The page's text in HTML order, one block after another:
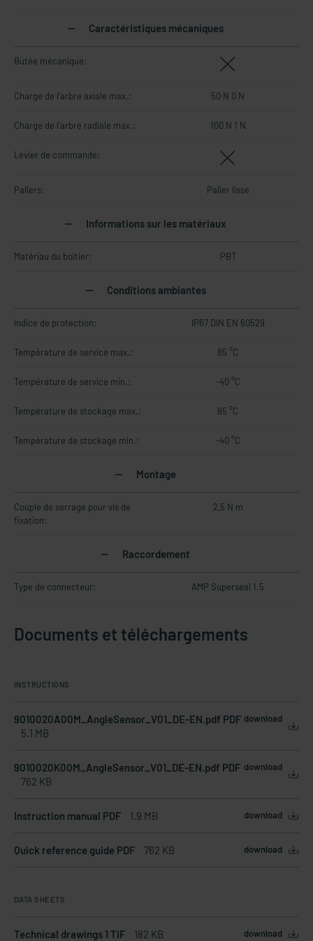
Caractéristiques mécaniques
Butée mécanique:
Charge de l'arbre axiale max.: 50 N 0 N
Charge de l'arbre radiale max.: 100 N 1 N
Levier de commande:
Paliers: Palier lisse
Informations sur les matériaux
Matériau du boîtier: PBT
Conditions ambiantes
Indice de protection: IP67 DIN EN 60529
Température de service max.: 85 °C
Température de service min.: -40 °C
Température de stockage max.: 85 °C
Température de stockage min.: -40 °C
Montage
Couple de serrage pour vis de
fixation:
2,5 N m
Raccordement
Type de connecteur: AMP Superseal 1.5
Documents et téléchargements
INSTRUCTIONS
9010020A00M_AngleSensor_V01_DE-EN.pdf PDF
5.1 MB
download
9010020K00M_AngleSensor_V01_DE-EN.pdf PDF
762 KB
download
Instruction manual PDF 1.9 MB download
Quick reference guide PDF 762 KB download
DATA SHEETS
Technical drawings 1 TIF 182 KB download